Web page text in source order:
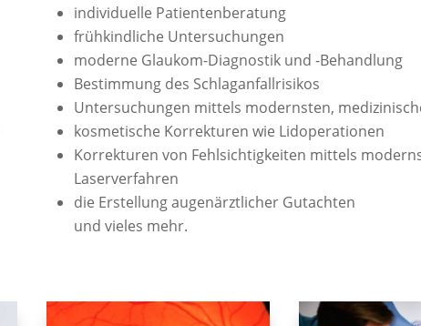
individuelle Patientenberatung
frühkindliche Untersuchungen
moderne Glaukom-Diagnostik und -Behandlung
Bestimmung des Schlaganfallrisikos
Untersuchungen mittels modernsten,
kosmetische Korrekturen wie Lidoperationen
Korrekturen von Fehlsichtigkeiten mittels
Laserverfahren
die Erstellung augenärztlicher Gutachten
und vieles mehr.